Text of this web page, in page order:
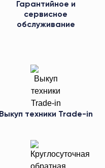
Гарантийное и
сервисное
обслуживание
Выкуп техники Trade-in